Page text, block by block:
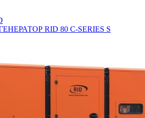
RID 80 C-SERIES S